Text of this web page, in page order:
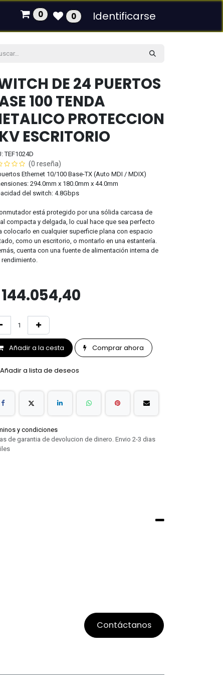
0 0 Identificarse
DE 24 PUERTOS
100 TENDA
PROTECCION
ESCRITORIO
TEF1024D
(0 reseña)
Ethernet 10/100 Base-TX (Auto MDI / MDIX)
294.0mm x 180.0mm x 44.0mm
del switch: 4.8Gbps
está protegido por una sólida carcasa de
compacta y delgada, lo cual hace que sea perfecto
colocarlo en cualquier superficie plana con espacio
como un escritorio, o montarlo en una estantería.
cuenta con una fuente de alimentación interna de
rendimiento.
144.054,40
Añadir a la cesta Comprar ahora
Añadir a lista de deseos
y condiciones
de garantia de devolucion de dinero. Envio 2-3 dias
Contáctanos